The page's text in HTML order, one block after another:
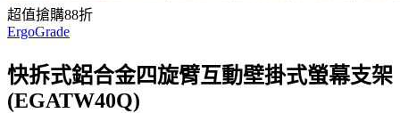
超值搶購88折
ErgoGrade
快拆式鋁合金四旋臂互動壁掛式螢幕支架
(EGATW40Q)